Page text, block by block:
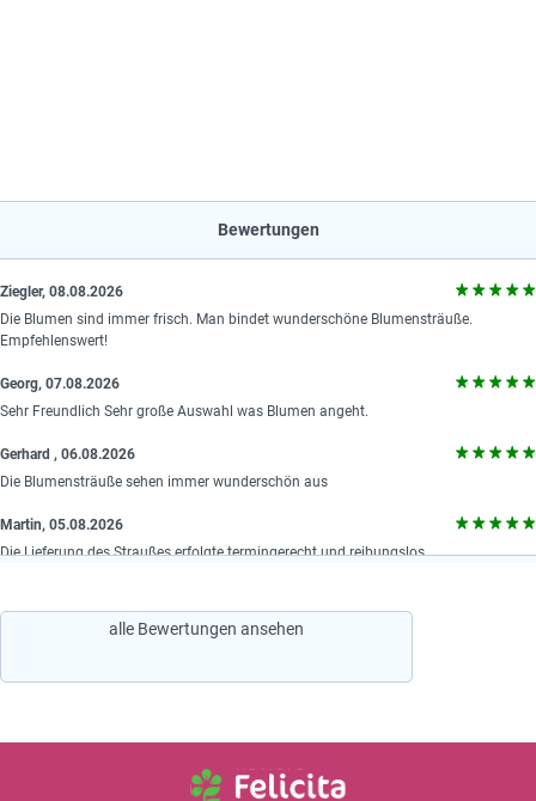
Bewertungen
Ziegler, 08.08.2026
Die Blumen sind immer frisch. Man bindet wunderschöne Blumensträuße.
Empfehlenswert!
Georg, 07.08.2026
Sehr Freundlich Sehr große Auswahl was Blumen angeht.
Gerhard , 06.08.2026
Die Blumensträuße sehen immer wunderschön aus
Martin, 05.08.2026
Die Lieferung des Straußes erfolgte termingerecht und reibungslos.
alle Bewertungen ansehen